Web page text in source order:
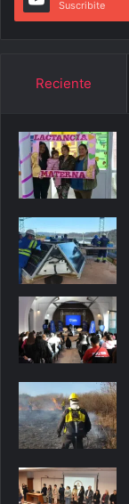
Suscribite
Reciente